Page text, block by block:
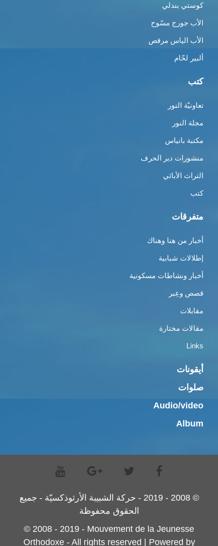
كوستي بندلي
الأب جورج مسّوح
الأب الياس مرقص
ألبير لحّام
كتب
تعاونيّة النور
مجلة النور
مكتبة بانياس
منشورات دير الحرف
التراث الأبائي
كتب
متفرقات
أخبار من هنا وهناك
إطلالات شبابية
أخبار ونشاطات مسكونية
قصص وعِبر
مقابلات
مقالات مختارة
Links
أيقونات
صلوات
Audio/video
Album
© 2008 - 2019 - حركة الشبيبة الأرثوذكسيّة - جميع
الحقوق محفوظة
© 2008 - 2019 - Mouvement de la Jeunesse
Orthodoxe - All rights reserved | Powered by